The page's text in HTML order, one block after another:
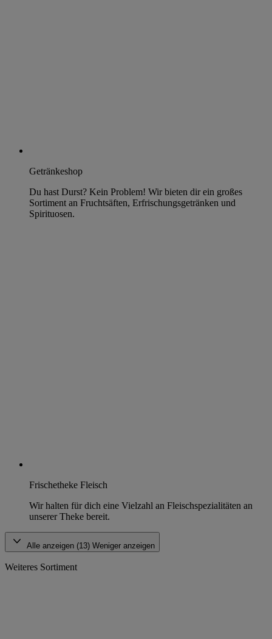
Getränkeshop
Du hast Durst? Kein Problem! Wir bieten dir ein großes
Sortiment an Fruchtsäften, Erfrischungsgetränken und
Spirituosen.
Frischetheke Fleisch
Wir halten für dich eine Vielzahl an Fleischspezialitäten an
unserer Theke bereit.
Alle anzeigen (13) Weniger anzeigen
Weiteres Sortiment